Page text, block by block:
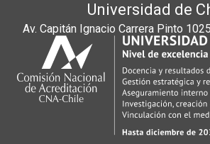
Universidad de
Av. Capitán Ignacio Carrera Pinto